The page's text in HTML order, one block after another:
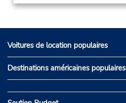
Voitures de location populaires
Destinations américaines populaires